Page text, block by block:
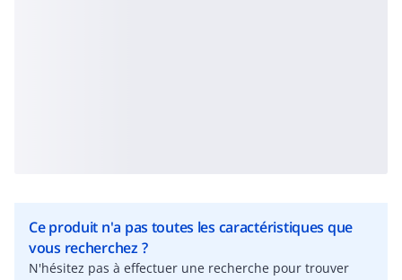
Ce produit n'a pas toutes les caractéristiques que
vous recherchez ?
N'hésitez pas à effectuer une recherche pour trouver